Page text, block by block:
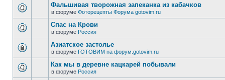
Фальшивая творожная запеканка из кабачков
в форуме Фоторецепты Форума gotovim.ru
Спас на Крови
в форуме Россия
Азиатское застолье
в форуме ГОТОВИМ на форум.gotovim.ru
Как мы в деревне кацкарей побывали
в форуме Россия